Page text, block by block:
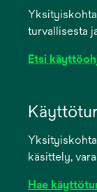
turvallisesta
Etsi
new
käsittely,
Hae